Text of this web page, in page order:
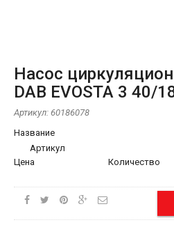
Насос
DAB EVOSTA 3 40/
Артикул: 60186078
Название
Артикул
Цена
Количество